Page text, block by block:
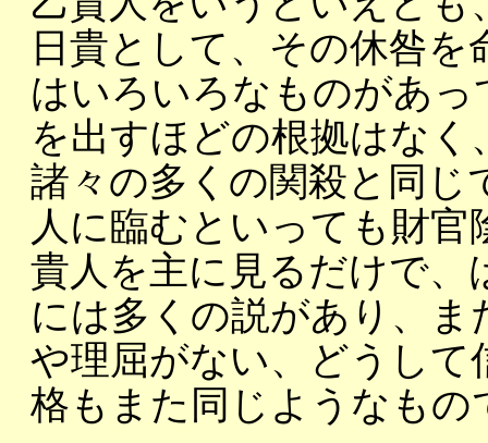
日貴として、その休咎
はいろいろなものがあ
を出すほどの根拠はな
諸々の多くの関殺と同じ
人に臨むといっても財
貴人を主に見るだけで、
には多くの説があり、
や理屈がない、どうし
格もまた同じようなも